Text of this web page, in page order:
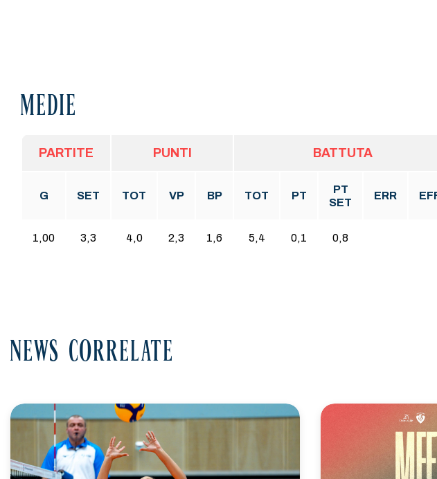
MEDIE
PARTITE PUNTI BATTUTA
G SET TOT VP BP TOT PT
PT
SET
ERR
1,00 3,3 4,0 2,3 1,6 5,4 0,1 0,8
NEWS CORRELATE